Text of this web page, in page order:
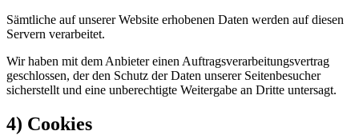
Sämtliche auf unserer Website erhobenen Daten werden auf diesen
Servern verarbeitet.
Wir haben mit dem Anbieter einen Auftragsverarbeitungsvertrag
geschlossen, der den Schutz der Daten unserer Seitenbesucher
sicherstellt und eine unberechtigte Weitergabe an Dritte untersagt.
4) Cookies